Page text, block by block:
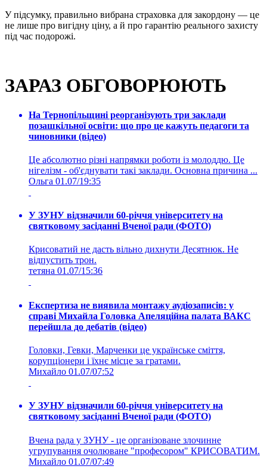
У підсумку, правильно вибрана страховка для закордону — це
не лише про вигідну ціну, а й про гарантію реального захисту
під час подорожі.
ЗАРАЗ ОБГОВОРЮЮТЬ
На Тернопільщині реорганізують три заклади
позашкільної освіти: що про це кажуть педагоги та
чиновники (відео)
Це абсолютно різні напрямки роботи із молоддю. Це
нігелізм - об'єднувати такі заклади. Основна причина ...
Ольга 01.07/19:35
У ЗУНУ відзначили 60-річчя університету на
святковому засіданні Вченої ради (ФОТО)
Крисоватий не дасть вільно дихнути Десятнюк. Не
відпустить трон.
тетяна 01.07/15:36
Експертиза не виявила монтажу аудіозаписів: у
справі Михайла Головка Апеляційна палата ВАКС
перейшла до дебатів (відео)
Головки, Гевки, Марченки це українське сміття,
корупціонери і їхнє місце за гратами.
Михайло 01.07/07:52
У ЗУНУ відзначили 60-річчя університету на
святковому засіданні Вченої ради (ФОТО)
Вчена рада у ЗУНУ - це організоване злочинне
угрупування очолюване "професором" КРИСОВАТИМ.
Михайло 01.07/07:49